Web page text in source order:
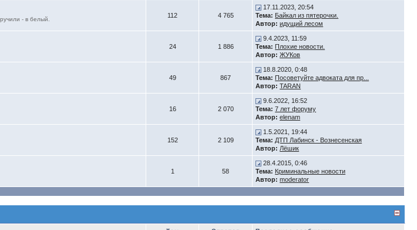
- в белый.
112 4 765
17.11.2023, 20:54
Тема: Байкал из пятерочки.
Автор: идущий лесом
24 1 886
9.4.2023, 11:59
Тема: Плохие новости.
Автор: ЖУКов
49 867
18.8.2020, 0:48
Тема: Посоветуйте адвоката для пр...
Автор: TARAN
16 2 070
9.6.2022, 16:52
Тема: 7 лет форуму
Автор: elenam
152 2 109
1.5.2021, 19:44
Тема: ДТП Лабинск - Вознесенская
Автор: Лёшик
1 58
28.4.2015, 0:46
Тема: Криминальные новости
Автор: moderator